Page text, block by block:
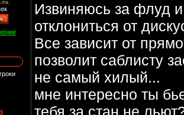
Извиняюсь за флуд
отклониться от
Все зависит от
позволит саблисту
не самый хилый...
мне интересно ты
тебя за стан не